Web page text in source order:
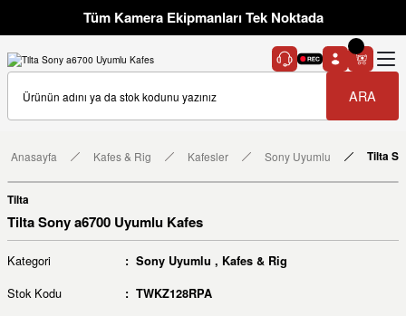
Tüm Kamera Ekipmanları Tek Noktada
ARA
Anasayfa Kafes & Rig Kafesler Sony Uyumlu Tilta
Tilta
Tilta Sony a6700 Uyumlu Kafes
Kategori Sony Uyumlu , Kafes & Rig
Stok Kodu TWKZ128RPA